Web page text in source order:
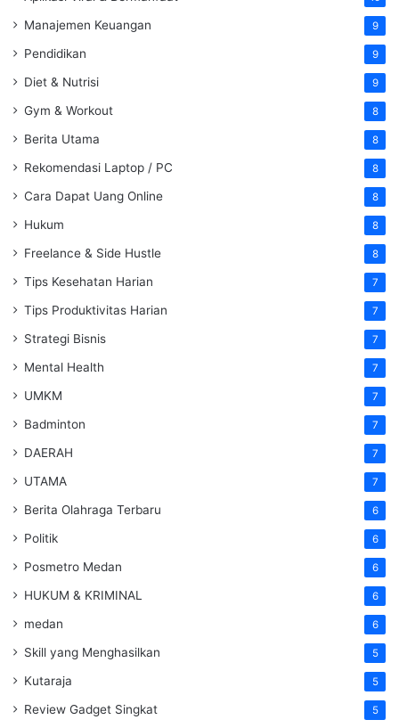
Manajemen Keuangan 9
Pendidikan 9
Diet & Nutrisi 9
Gym & Workout 8
Berita Utama 8
Rekomendasi Laptop / PC 8
Cara Dapat Uang Online 8
Hukum 8
Freelance & Side Hustle 8
Tips Kesehatan Harian 7
Tips Produktivitas Harian 7
Strategi Bisnis 7
Mental Health 7
UMKM 7
Badminton 7
DAERAH 7
UTAMA 7
Berita Olahraga Terbaru 6
Politik 6
Posmetro Medan 6
HUKUM & KRIMINAL 6
medan 6
Skill yang Menghasilkan 5
Kutaraja 5
Review Gadget Singkat 5